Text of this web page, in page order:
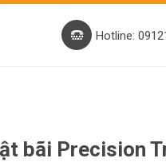
Hotline:
bãi Precision